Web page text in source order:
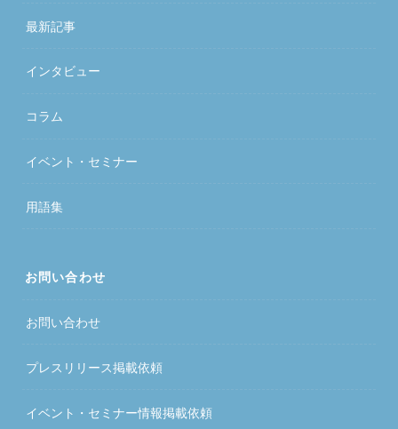
最新記事
インタビュー
コラム
イベント・セミナー
用語集
お問い合わせ
お問い合わせ
プレスリリース掲載依頼
イベント・セミナー情報掲載依頼